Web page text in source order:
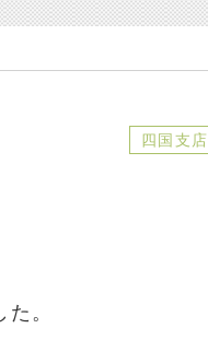
四国支店
。